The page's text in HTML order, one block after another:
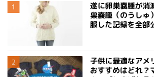
遂に卵巣嚢腫が消
巣嚢腫（のうしゅ
服した記録を全部
子供に最適なアメ
おすすめはどれ？